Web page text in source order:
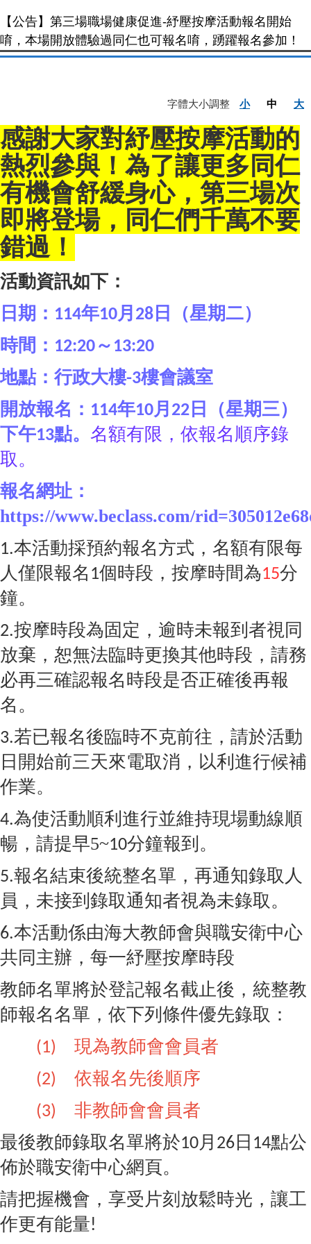
【公告】第三場職場健康促進-紓壓按摩活動報名開始
唷，本場開放體驗過同仁也可報名唷，踴躍報名參加！
字體大小調整 小 中 大
感謝大家對紓壓按摩活動的
熱烈參與！為了讓更多同仁
有機會舒緩身心，第三場次
即將登場，同仁們千萬不要
錯過！
活動資訊如下：
日期： 114年10月 28 日（星期二）
時間： 12:20～ 13:20
地點：行政大樓-3樓會議室
開放報名： 114年10月 22 日（星期三）
下午13點。 名額有限，依報名順序錄
取。
報名網址：
https://www.beclass.com/
1.本活動採預約報名方式，名額有限每
人僅限報名 1個時段，按摩時間為15分
鐘。
2.按摩時段為固定，逾時未報到者視同
放棄，恕無法臨時更換其他時段，請務
必再三確認報名時段是否正確後再報
名。
3.若已報名後臨時不克前往，請於活動
日開始前三天來電取消，以利進行候補
作業。
4.為使活動順利進行並維持現場動線順
暢，請提早5~10分鐘報到。
5.報名結束後統整名單，再通知錄取人
員，未接到錄取通知者視為未錄取。
6.本活動係由海大教師會與職安衛中心
共同主辦，每一紓壓按摩時段
教師名單將於登記報名截止後，統整教
師報名名單，依下列條件優先錄取：
(1) 現為教師會會員者
(2) 依報名先後順序
(3)
非教師會會員者
最後教師錄取名單將於10月 26 日 14點公
佈於職安衛中心網頁。
請把握機會，享受片刻放鬆時光，讓工
作更有能量!